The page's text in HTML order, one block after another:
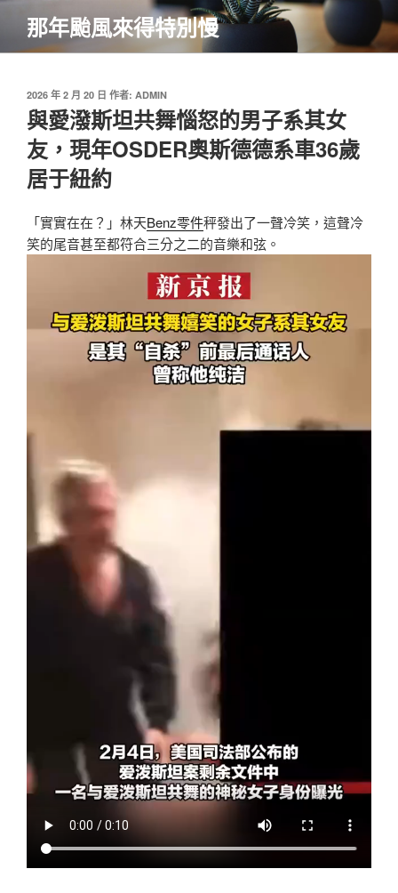
主
那年颱風來得特別慢
發
佈
於
2026 年 2 月 20 日 作者: ADMIN
與愛潑斯坦共舞惱怒的男子系其女
友，現年OSDER奧斯德德系車36歲
居于紐約
「實實在在？」林天Benz零件秤發出了一聲冷笑，這聲冷
笑的尾音甚至都符合三分之二的音樂和弦。